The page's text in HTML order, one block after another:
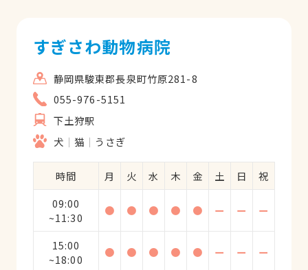
変お世話になりました。 多忙の中、時間外
の診察でも心よく引き受けてくださり、感
謝してもしきれないほどです。 先生は若く
落ち着いた方ですが、うちの子を助ける気
持ちや熱意が強く感じました。 また飼い主
の気持ちに寄り添ってくれる、温かい動物
病院です。 心より感謝してます。 ありがと
すぎさわ動物病院
静岡県駿東郡長泉町竹原281-8
055-976-5151
下土狩駅
犬
猫 うさぎ
時間 月 火 水 木 金 土 日
祝
09:00
~11:30
● ● ● ● ● ー ー ー
15:00
~18:00
● ● ● ● ● ー ー ー